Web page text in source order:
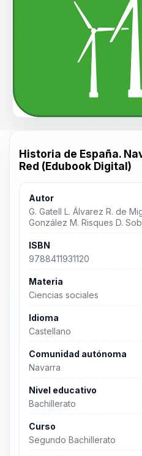
Historia de España.
Red (Edubook Digital)
Autor
G. Gatell L. Álvarez R. de
González M. Risques D.
ISBN
9788411931120
Materia
Ciencias sociales
Idioma
Castellano
Comunidad autónoma
Navarra
Nivel educativo
Bachillerato
Curso
Segundo Bachillerato